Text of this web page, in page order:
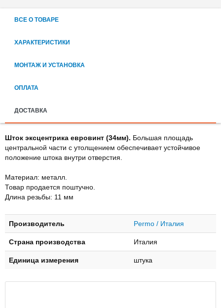
ВСЕ О ТОВАРЕ
ХАРАКТЕРИСТИКИ
МОНТАЖ И УСТАНОВКА
ОПЛАТА
ДОСТАВКА
Шток эксцентрика евровинт (34мм). Большая площадь
центральной части с утолщением обеспечивает устойчивое
положение штока внутри отверстия.
Материал: металл.
Товар продается поштучно.
Длина резьбы: 11 мм
Производитель Permo / Италия
Страна производства Италия
Единица измерения штука